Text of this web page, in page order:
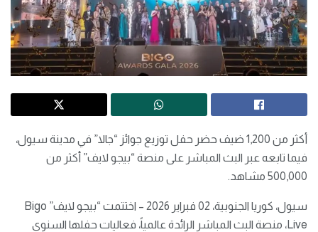
أكثر من 1,200 ضيف حضر حفل توزيع جوائز “جالا” في مدينة سيول،
فيما تابعه عبر البث المباشر على منصة “بيجو لايف” أكثر من
500,000 مشاهد.
سيول، كوريا الجنوبية، 02 فبراير 2026 – اختتمت “بيجو لايف” Bigo
Live، منصة البث المباشر الرائدة عالمياً، فعاليات حفلها السنوي